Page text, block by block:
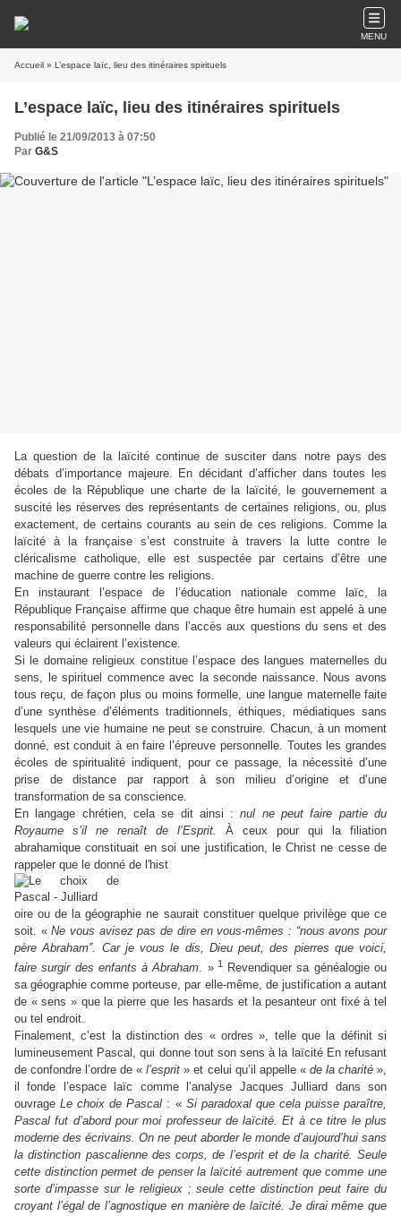
MENU
Accueil » L’espace laïc, lieu des itinéraires spirituels
L’espace laïc, lieu des itinéraires spirituels
Publié le 21/09/2013 à 07:50
Par G&S
La question de la laïcité continue de susciter dans notre pays des
débats d’importance majeure. En décidant d’afficher dans toutes les
écoles de la République une charte de la laïcité, le gouvernement a
suscité les réserves des représentants de certaines religions, ou, plus
exactement, de certains courants au sein de ces religions. Comme la
laïcité à la française s’est construite à travers la lutte contre le
cléricalisme catholique, elle est suspectée par certains d’être une
machine de guerre contre les religions.
En instaurant l’espace de l’éducation nationale comme laïc, la
République Française affirme que chaque être humain est appelé à une
responsabilité personnelle dans l’accès aux questions du sens et des
valeurs qui éclairent l’existence.
Si le domaine religieux constitue l’espace des langues maternelles du
sens, le spirituel commence avec la seconde naissance. Nous avons
tous reçu, de façon plus ou moins formelle, une langue maternelle faite
d’une synthèse d’éléments traditionnels, éthiques, médiatiques sans
lesquels une vie humaine ne peut se construire. Chacun, à un moment
donné, est conduit à en faire l’épreuve personnelle. Toutes les grandes
écoles de spiritualité indiquent, pour ce passage, la nécessité d’une
prise de distance par rapport à son milieu d’origine et d’une
transformation de sa conscience.
En langage chrétien, cela se dit ainsi :nul ne peut faire partie du
Royaume s’il ne renaît de l’Esprit.
À ceux pour qui la filiation
abrahamique constituait en soi une justification, le Christ ne cesse de
rappeler que le donné de l'hist
oire ou de la géographie ne saurait constituer quelque privilège que ce
soit. «Ne vous avisez pas de dire en vous-mêmes : “nous avons pour
père Abraham”. Car je vous le dis, Dieu peut, des pierres que voici,
faire surgir des enfants à Abraham . » 1Revendiquer sa généalogie ou
sa géographie comme porteuse, par elle-même, de justification a autant
de « sens » que la pierre que les hasards et la pesanteur ont fixé à tel
ou tel endroit.
Finalement, c’est la distinction des « ordres », telle que la définit si
lumineusement Pascal, qui donne tout son sens à la laïcité En refusant
de confondre l’ordre de «l’esprit» et celui qu’il appelle « de la charité»,
il fonde l’espace laïc comme l’analyse Jacques Julliard dans son
ouvrageLe choix de Pascal : « Si paradoxal que cela puisse paraître,
Pascal fut d’abord pour moi professeur de laïcité. Et à ce titre le plus
moderne des écrivains. On ne peut aborder le monde d’aujourd’hui sans
la distinction pascalienne des corps, de l’esprit et de la charité. Seule
cette distinction permet de penser la laïcité autrement que comme une
sorte d’impasse sur le religieux ; seule cette distinction peut faire du
croyant l’égal de l’agnostique en manière de laïcité. Je dirai même que